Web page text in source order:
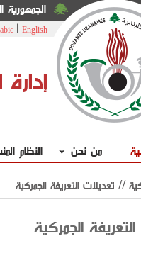
الجمهورية
English
من نحن النظام
// تعديلات التعريفة الجمركية
الجمركية